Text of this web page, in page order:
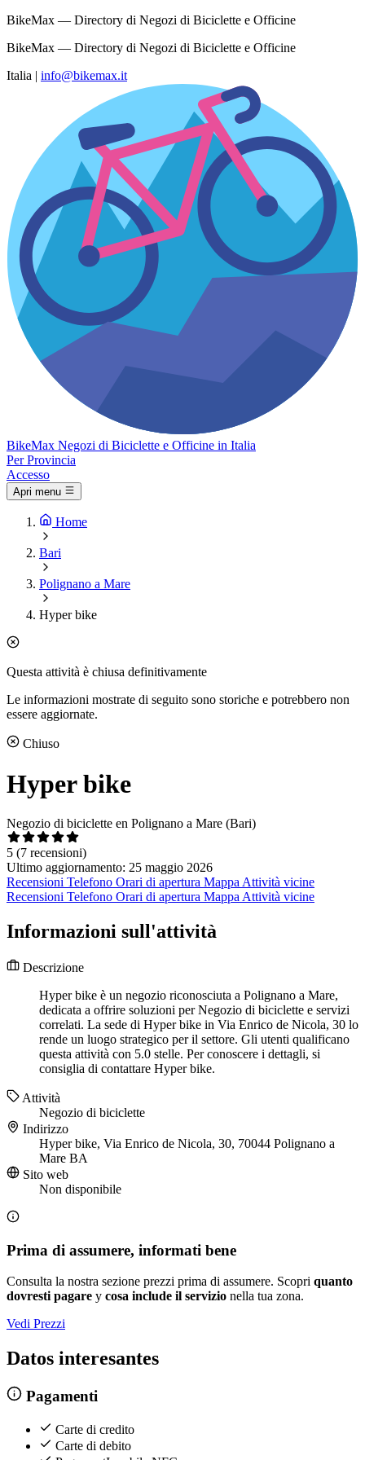
BikeMax — Directory di Negozi di Biciclette e Officine
BikeMax — Directory di Negozi di Biciclette e Officine
Italia | info@bikemax.it
BikeMax Negozi di Biciclette e Officine in Italia
Per Provincia
Accesso
Apri menu
Home
Bari
Polignano a Mare
Hyper bike
Questa attività è chiusa definitivamente
Le informazioni mostrate di seguito sono storiche e potrebbero non
essere aggiornate.
Chiuso
Hyper bike
Negozio di biciclette en Polignano a Mare (Bari)
5 (7 recensioni)
Ultimo aggiornamento: 25 maggio 2026
Recensioni Telefono Orari di apertura Mappa Attività vicine
Recensioni Telefono Orari di apertura Mappa Attività vicine
Informazioni sull'attività
Descrizione
Hyper bike è un negozio riconosciuta a Polignano a Mare,
dedicata a offrire soluzioni per Negozio di biciclette e servizi
correlati. La sede di Hyper bike in Via Enrico de Nicola, 30 lo
rende un luogo strategico per il settore. Gli utenti qualificano
questa attività con 5.0 stelle. Per conoscere i dettagli, si
consiglia di contattare Hyper bike.
Attività
Negozio di biciclette
Indirizzo
Hyper bike, Via Enrico de Nicola, 30, 70044 Polignano a
Mare BA
Sito web
Non disponibile
Prima di assumere, informati bene
Consulta la nostra sezione prezzi prima di assumere. Scopri quanto
dovresti pagare y cosa include il servizio nella tua zona.
Vedi Prezzi
Datos interesantes
Pagamenti
Carte di credito
Carte di debito